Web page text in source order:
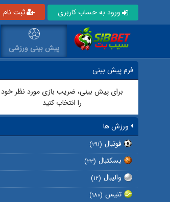
ورود به حساب کاربری ثبت نام
پیش بینی ورزشی
فرم پیش بینی
برای پیش بینی، ضریب بازی مورد نظر خود
را انتخاب کنید
ورزش ها
فوتبال (۲۹۱)
بسکتبال (۲۳)
والیبال (۱۲)
تنیس (۱۸۰)